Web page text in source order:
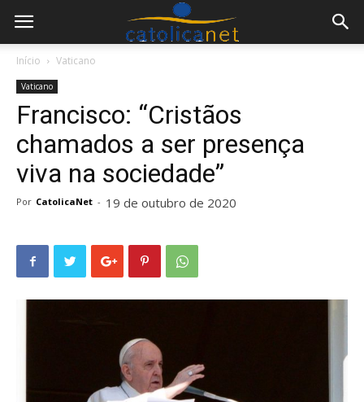
Início Vaticano
Vaticano
Francisco: “Cristãos
chamados a ser presença
viva na sociedade”
Por CatolicaNet - 19 de outubro de 2020